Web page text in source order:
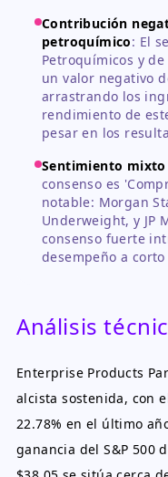
Contribución
petroquímico: El
Petroquímicos y
un valor negativo
arrastrando los
rendimiento de
pesar en los
Sentimiento mixto
consenso es
notable: Morgan
Underweight, y JP
consenso fuerte
desempeño a corto
Análisis
Enterprise Products
alcista sostenida, con
22.78% en el último
ganancia del S&P 500